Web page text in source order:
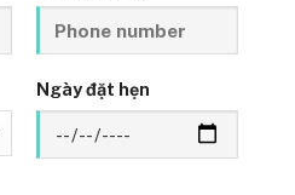
Ngày đặt hẹn